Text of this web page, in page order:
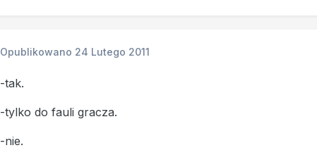
Opublikowano 24 Lutego 2011
-tak.
-tylko do fauli gracza.
-nie.